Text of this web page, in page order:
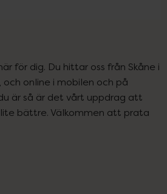
för dig. Du hittar oss från Skåne i
och online i mobilen och på
är så är det vårt uppdrag att
bättre. Välkommen att prata